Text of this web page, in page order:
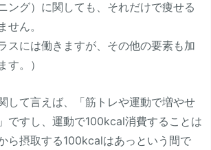
ング）に関しても、それだけで痩せる
せん。
スには働きますが、その他の要素も加
す。）
して言えば、「筋トレや運動で増やせ
ですし、運動で100kcal消費することは
ら摂取する100kcalはあっという間で